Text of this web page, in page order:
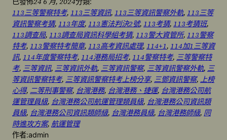
113三等警察特考, 113三等資訊, 113三等資訊警察外軌, 113三等
資訊警察考猜, 113年度, 113憲法判決2號, 113考猜, 113考猜班
113調查局, 113調查局資訊科學組考猜, 113警大資管所, 113警察
特考, 113警察特考簡章, 113高考資訊處理, 114+1, 114加1三等資
訊, 114年度警察特考, 114港務局招考, 114警察特考, 三等警察特
考, 三等資訊, 三等資訊外軌, 三等資訊警察, 三等資訊警察外軌, 三
等資訊警察特考, 三等資訊警察特考上榜分享, 三鄧資訊警察, 上榜
心得, 二等刑事警察, 台灣港務, 台灣港務、捷運, 台灣港務公司航
運管理員級, 台灣港務公司航運管理類員級, 台灣港務公司資訊類
員級, 台灣港務公司資訊類師級, 台灣港務員級, 台灣港務師級, 同
時進攻方案, 航運管理
作者:admin